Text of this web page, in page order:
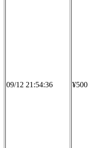
09/12 21:54:36 ¥500